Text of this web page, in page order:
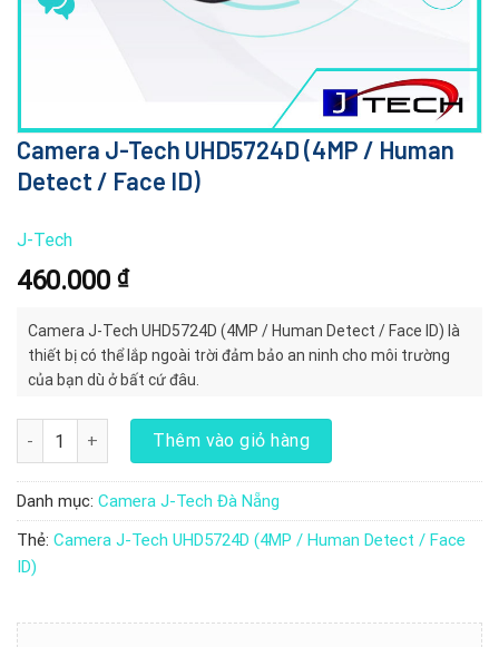
Camera J-Tech UHD5724D (4MP / Human
Detect / Face ID)
J-Tech
460.000 ₫
Camera J-Tech UHD5724D (4MP / Human Detect / Face ID) là
thiết bị có thể lắp ngoài trời đảm bảo an ninh cho môi trường
của bạn dù ở bất cứ đâu.
Camera J-Tech UHD5724D (4MP / Human Detect / Face ID) số
Thêm vào giỏ hàng
Danh mục: Camera J-Tech Đà Nẵng
Thẻ: Camera J-Tech UHD5724D (4MP / Human Detect / Face
ID)